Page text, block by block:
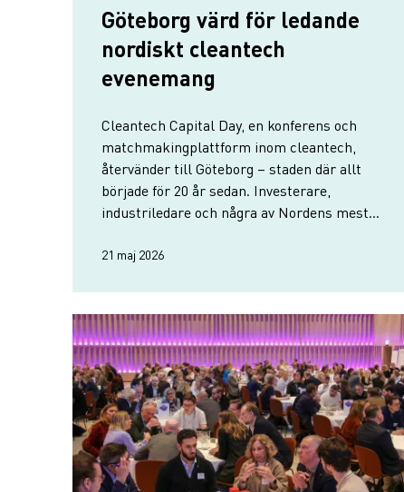
Göteborg värd för ledande
nordiskt cleantech
evenemang
Cleantech Capital Day, en konferens och
matchmakingplattform inom cleantech,
återvänder till Göteborg – staden där allt
började för 20 år sedan. Investerare,
industriledare och några av Nordens mest
den 2–3 juni.
21 maj 2026